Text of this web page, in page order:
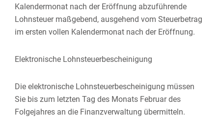
Kalendermonat nach der Eröffnung abzuführende
Lohnsteuer maßgebend, ausgehend vom Steuerbetrag
im ersten vollen Kalendermonat nach der Eröffnung.
Elektronische Lohnsteuerbescheinigung
Die elektronische Lohnsteuerbescheinigung müssen
Sie bis zum letzten Tag des Monats Februar des
Folgejahres an die Finanzverwaltung übermitteln.